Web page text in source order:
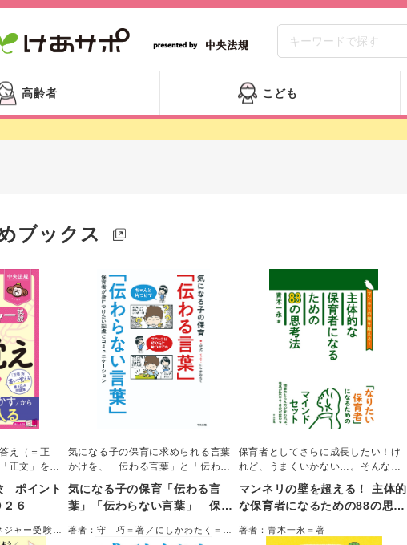
高齢者 こども
ブックス
え（＝正
正文」を書
集。
ポイント
６
ャー受験対
気になる子の保育に求められる言葉
かけを、「伝わる言葉」と「伝わら
ない言葉」の対比で具体的に学ぶ一
冊。気になる子やその親、クラスの
子、職員に対してなど約３０の例を
収載。伝わる（伝わらない）理由を
気になる子の保育「伝わる言
葉」「伝わらない言葉」 保育
著者：守 巧＝著／にしかわたく＝イ
保育者としてさらに成長したい！け
れど、うまくいかない…。そんな方
に、園長の経験もある著者が「自己
効力感を上げる」「保育と子育ての
違い」など、ワンランク上の保育者
として身につけたい88の思考法を紹
介。1つの思考法を見開き頁で解説
マンネリの壁を超える！ 主体的
な保育者になるための88の思考
著者：青木一永＝著